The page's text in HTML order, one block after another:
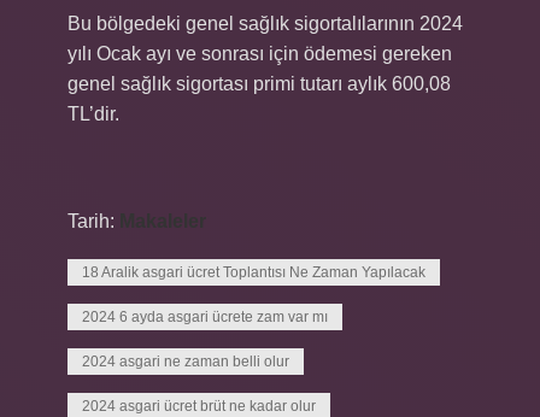
Bu bölgedeki genel sağlık sigortalılarının 2024
yılı Ocak ayı ve sonrası için ödemesi gereken
genel sağlık sigortası primi tutarı aylık 600,08
TL’dir.
Tarih: Makaleler
18 Aralik asgari ücret Toplantısı Ne Zaman Yapılacak
2024 6 ayda asgari ücrete zam var mı
2024 asgari ne zaman belli olur
2024 asgari ücret brüt ne kadar olur